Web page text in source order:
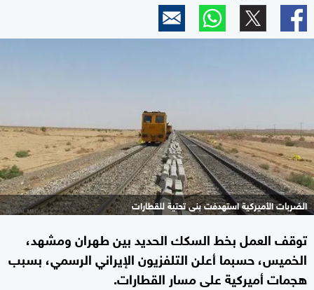
الضربات الأميركية استهدفت بنى تحتية للقطارات
توقف العمل بخط السكك الحديد بين طهران ومشهد،
الخميس، حسبما أعلن التلفزيون الإيراني الرسمي، بسبب
هجمات أميركية على مسار القطارات.